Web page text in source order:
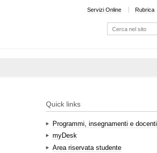
Servizi Online Rubrica
Cerca nel sito
Quick links
Programmi, insegnamenti e docenti
myDesk
Area riservata studente